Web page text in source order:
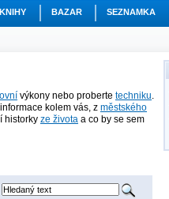
KNIHY BAZAR SEZNAMKA
výkony nebo proberte techniku.
kolem vás, z městského
historky ze života a co by se sem